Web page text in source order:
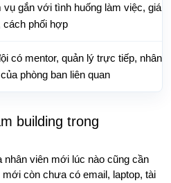
vụ gắn với tình huống làm việc, giá
cách phối hợp
có mentor, quản lý trực tiếp, nhân
phòng ban liên quan
building trong
nhân viên mới lúc nào cũng cần
còn chưa có email, laptop, tài